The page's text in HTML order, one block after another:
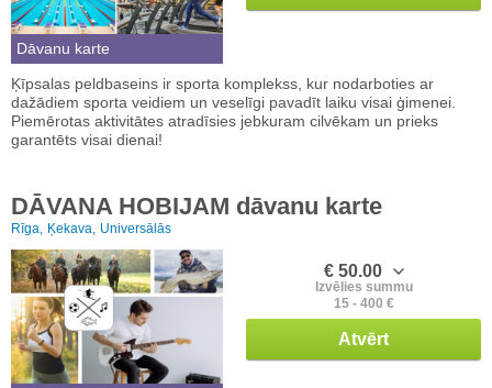
Dāvanu karte
Ķīpsalas peldbaseins ir sporta komplekss, kur nodarboties ar
dažādiem sporta veidiem un veselīgi pavadīt laiku visai ģimenei.
Piemērotas aktivitātes atradīsies jebkuram cilvēkam un prieks
garantēts visai dienai!
DĀVANA HOBIJAM dāvanu karte
Rīga, Ķekava, Universālās
€ 50.00
Izvēlies summu
15 - 400 €
Atvērt